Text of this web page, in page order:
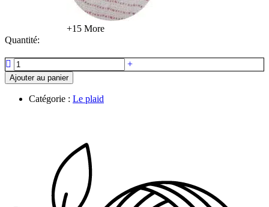
+15 More
Quantité:
quantité
de
Le
Ajouter au panier
Catégorie : Le plaid